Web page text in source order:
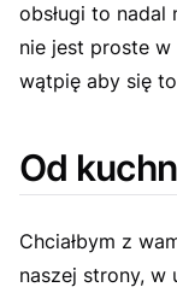
obsługi to nadal
nie jest proste w
wątpię aby się
Od
Chciałbym z
naszej strony, w